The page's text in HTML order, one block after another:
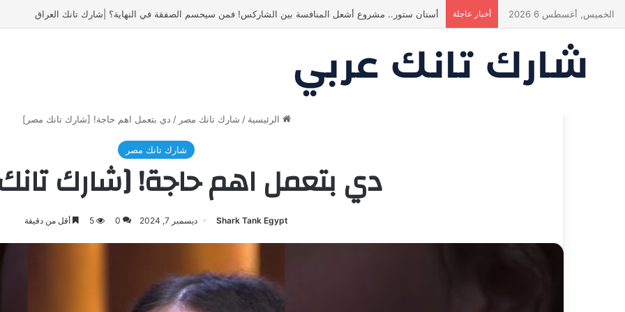
الخميس, أغسطس 6 2026 أخبار عاجلة ياسين منصور كان ليه رأي تاني خالص! انبهر بالفكرة وآمن برائد الأعمال
الرئيسية / شارك تانك مصر / دي بتعمل اهم حاجة! [شارك تانك مصر]
شارك تانك مصر
دي بتعمل اهم حاجة! [شارك
Shark Tank Egypt ديسمبر 7, 2024 0
5 أقل من دقيقة